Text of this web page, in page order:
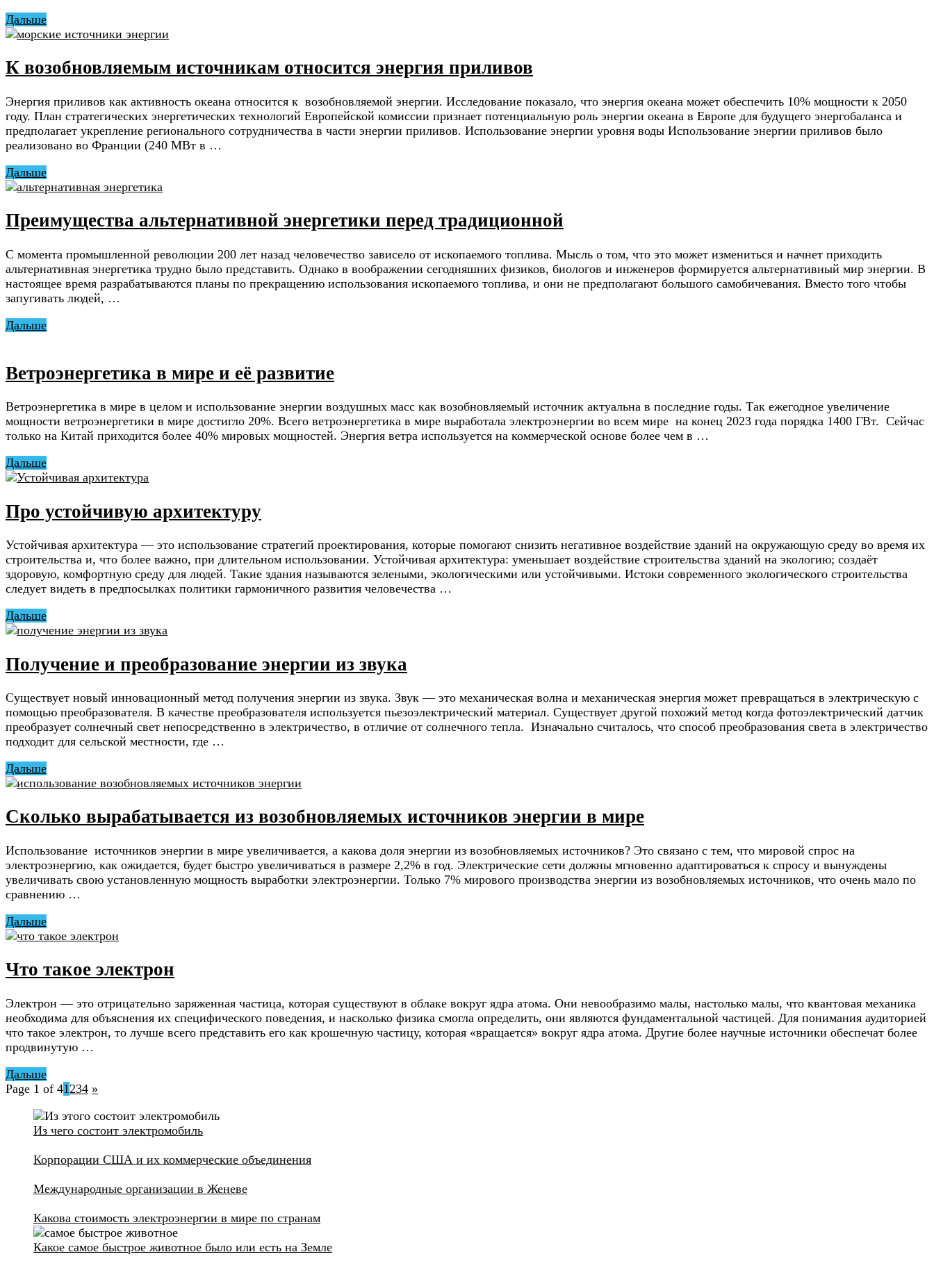
Дальше
К возобновляемым источникам относится энергия приливов
Энергия приливов как активность океана относится к возобновляемой энергии. Исследование показало, что энергия океана может обеспечить 10% мощности к 2050
году. План стратегических энергетических технологий Европейской комиссии признает потенциальную роль энергии океана в Европе для будущего энергобаланса и
предполагает укрепление регионального сотрудничества в части энергии приливов. Использование энергии уровня воды Использование энергии приливов было
реализовано во Франции (240 МВт в …
Дальше
Преимущества альтернативной энергетики перед традиционной
С момента промышленной революции 200 лет назад человечество зависело от ископаемого топлива. Мысль о том, что это может измениться и начнет приходить
альтернативная энергетика трудно было представить. Однако в воображении сегодняшних физиков, биологов и инженеров формируется альтернативный мир энергии. В
настоящее время разрабатываются планы по прекращению использования ископаемого топлива, и они не предполагают большого самобичевания. Вместо того чтобы
запугивать людей, …
Дальше
Ветроэнергетика в мире и её развитие
Ветроэнергетика в мире в целом и использование энергии воздушных масс как возобновляемый источник актуальна в последние годы. Так ежегодное увеличение
мощности ветроэнергетики в мире достигло 20%. Всего ветроэнергетика в мире выработала электроэнергии во всем мире на конец 2023 года порядка 1400 ГВт. Сейчас
только на Китай приходится более 40% мировых мощностей. Энергия ветра используется на коммерческой основе более чем в …
Дальше
Про устойчивую архитектуру
Устойчивая архитектура — это использование стратегий проектирования, которые помогают снизить негативное воздействие зданий на окружающую среду во время их
строительства и, что более важно, при длительном использовании. Устойчивая архитектура: уменьшает воздействие строительства зданий на экологию; создаёт
здоровую, комфортную среду для людей. Такие здания называются зелеными, экологическими или устойчивыми. Истоки современного экологического строительства
следует видеть в предпосылках политики гармоничного развития человечества …
Дальше
Получение и преобразование энергии из звука
Существует новый инновационный метод получения энергии из звука. Звук — это механическая волна и механическая энергия может превращаться в электрическую с
помощью преобразователя. В качестве преобразователя используется пьезоэлектрический материал. Существует другой похожий метод когда фотоэлектрический датчик
преобразует солнечный свет непосредственно в электричество, в отличие от солнечного тепла. Изначально считалось, что способ преобразования света в электричество
подходит для сельской местности, где …
Дальше
Сколько вырабатывается из возобновляемых источников энергии в мире
Использование источников энергии в мире увеличивается, а какова доля энергии из возобновляемых источников? Это связано с тем, что мировой спрос на
электроэнергию, как ожидается, будет быстро увеличиваться в размере 2,2% в год. Электрические сети должны мгновенно адаптироваться к спросу и вынуждены
увеличивать свою установленную мощность выработки электроэнергии. Только 7% мирового производства энергии из возобновляемых источников, что очень мало по
сравнению …
Дальше
Что такое электрон
Электрон — это отрицательно заряженная частица, которая существуют в облаке вокруг ядра атома. Они невообразимо малы, настолько малы, что квантовая механика
необходима для объяснения их специфического поведения, и насколько физика смогла определить, они являются фундаментальной частицей. Для понимания аудиторией
что такое электрон, то лучше всего представить его как крошечную частицу, которая «вращается» вокруг ядра атома. Другие более научные источники обеспечат более
продвинутую …
Дальше
Page 1 of 41 234 »
Из чего состоит электромобиль
Корпорации США и их коммерческие объединения
Международные организации в Женеве
Какова стоимость электроэнергии в мире по странам
Какое самое быстрое животное было или есть на Земле